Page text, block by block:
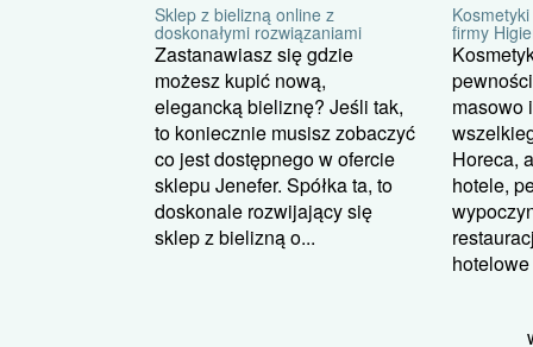
Sklep z bielizną online z
doskonałymi rozwiązaniami
Zastanawiasz się gdzie
możesz kupić nową,
elegancką bieliznę? Jeśli tak,
to koniecznie musisz zobaczyć
co jest dostępnego w ofercie
sklepu Jenefer. Spółka ta, to
doskonale rozwijający się
sklep z bielizną o...
firmy
masowo
Horeca,
hotele,
hotelowe